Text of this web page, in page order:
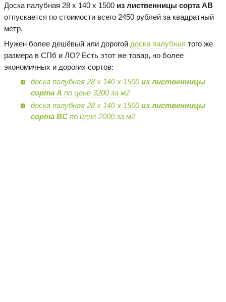
Доска палубная 28 х 140 х 1500 из лиственницы сорта AB
отпускается по стоимости всего 2450 рублей за квадратный
метр.
Нужен более дешёвый или дорогой доска палубная того же
размера в СПб и ЛО? Есть этот же товар, но более
экономичных и дорогих сортов:
доска палубная 28 х 140 х 1500из лиственницы
сорта А по цене 3200 за м2
доска палубная 28 х 140 х 1500из лиственницы
сорта BCпо цене 2000 за м2